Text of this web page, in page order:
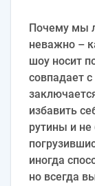
Почему мы
неважно –
шоу носит
совпадает
избавить
рутины и не
иногда
но всегда